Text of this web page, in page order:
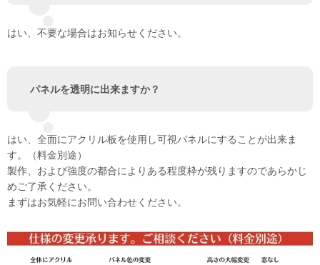
はい、不要な場合はお知らせください。
パネルを透明に出来ますか？
はい、全面にアクリル板を使用し可視パネルにすることが出来ま
す。（料金別途）
製作、および強度の都合によりある程度枠が残りますのであらかじ
めご了承ください。
まずはお気軽にお問い合わせください。